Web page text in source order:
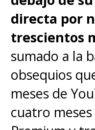
tenemos
de
Android 12
a la que
Para
ni tampoco
su
directa por
trescientos
sumado a la
obsequios
meses de
cuatro